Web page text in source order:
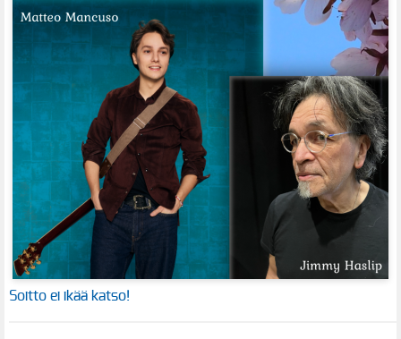
Soitto ei ikää katso!